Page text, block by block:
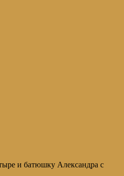
и батюшку Александра с